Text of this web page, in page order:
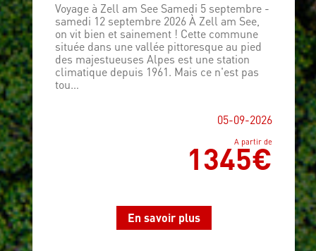
Voyage à Zell am See Samedi 5 septembre -
samedi 12 septembre 2026 À Zell am See,
on vit bien et sainement ! Cette commune
située dans une vallée pittoresque au pied
des majestueuses Alpes est une station
climatique depuis 1961. Mais ce n'est pas
tou…
05-09-2026
A partir de
1345€
En savoir plus